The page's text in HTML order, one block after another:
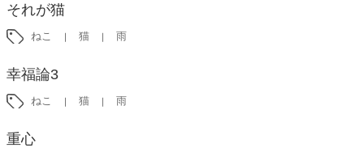
それが猫
ねこ 猫 雨
幸福論3
ねこ 猫 雨
重心